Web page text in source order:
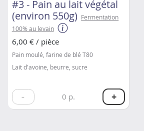
#3 - Pain au lait végétal
(environ 550g) Fermentation
100% au levain
6,00 € / pièce
Pain moulé, farine de blé T80
Lait d'avoine, beurre, sucre
- 0 p. +